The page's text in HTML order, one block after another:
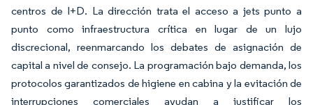
centros de I+D. La dirección trata el acceso a jets punto a
punto como infraestructura crítica en lugar de un lujo
discrecional, reenmarcando los debates de asignación de
capital a nivel de consejo. La programación bajo demanda, los
protocolos garantizados de higiene en cabina y la evitación de
interrupciones comerciales ayudan a justificar los